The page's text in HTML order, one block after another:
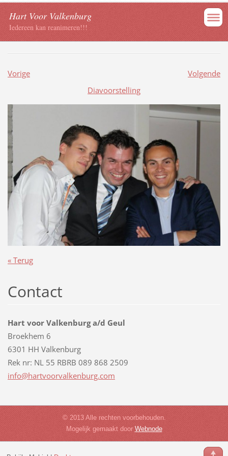
Hart Voor Valkenburg
Iedereen kan reanimeren!!!
Vorige
Volgende
Diavoorstelling
« Terug
Contact
Hart voor Valkenburg a/d Geul
Broekhem 6
6301 HH Valkenburg
Rek nr: NL 55 RBRB 089 868 2509
info@hartvoorvalkenburg.com
© 2013 Alle rechten voorbehouden.
Mogelijk gemaakt door Webnode